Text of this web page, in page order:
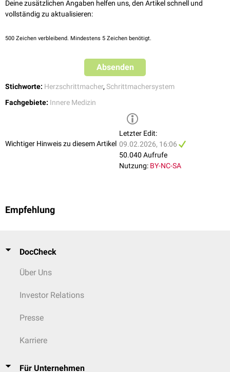
Asymptomatischen Patienten mit intermittierenderHerzfrequenz
sollten keinen AAI-Schrittmacher erhalten.
12-Kanal-EKG bei AAI-Schrittmacher
Deine zusätzlichen Angaben helfen uns, den Artikel schnell und
vollständig zu aktualisieren:
500 Zeichen verbleibend. Mindestens 5 Zeichen benötigt.
Absenden
Stichworte: Herzschrittmacher, Schrittmachersystem
Fachgebiete: Innere Medizin
Wichtiger Hinweis zu diesem Artikel
Letzter Edit:
09.02.2026, 16:06
50.040 Aufrufe
Nutzung: BY-NC-SA
Empfehlung
DocCheck
Über Uns
Investor Relations
Presse
Karriere
Für Unternehmen